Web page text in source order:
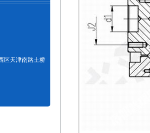
区天津南路土桥